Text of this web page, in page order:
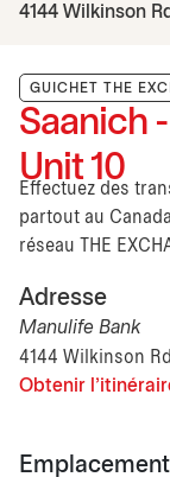
4144 Wilkinson
GUICHET THE
Saanich
Unit 10
Effectuez des
partout au
réseau THE
Adresse
Manulife Bank
4144 Wilkinson
Obtenir
Emplacement